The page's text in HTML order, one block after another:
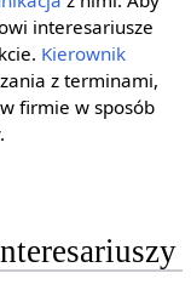
interesariusze
Kierownik
z terminami,
firmie w sposób